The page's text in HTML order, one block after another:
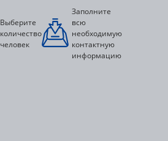
Выберите
количество
человек
Заполните
всю
необходимую
контактную
информацию